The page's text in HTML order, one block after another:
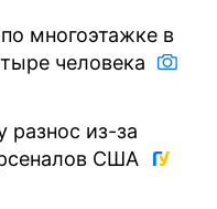
многоэтажке в
человека
разнос из-за
США